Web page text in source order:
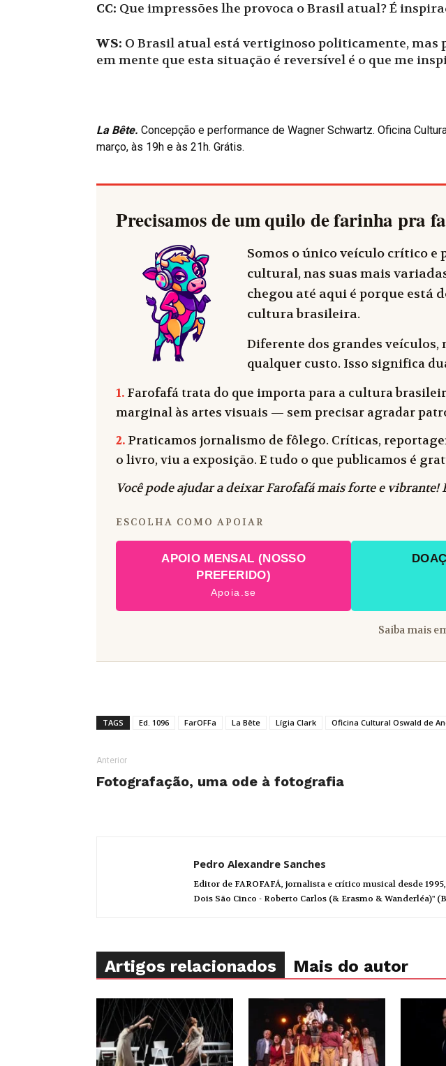
CC: Que impressões lhe provoca o Brasil atual? É
WS: O Brasil atual está vertiginoso politicamente, mas
em mente que esta situação é reversível é o que me
La Bête. Concepção e performance de Wagner Schwartz. Oficina
março, às 19h e às 21h. Grátis.
Precisamos de um quilo de farinha pra
Somos o único veículo crítico
cultural, nas suas mais
chegou até aqui é porque está
cultura brasileira.
Diferente dos grandes veículos,
qualquer custo. Isso significa
1. Farofafá trata do que importa para a cultura
marginal às artes visuais — sem precisar agradar
2. Praticamos jornalismo de fôlego. Críticas,
o livro, viu a exposição. E tudo o que publicamos é
Você pode ajudar a deixar Farofafá mais forte e
ESCOLHA COMO APOIAR
APOIO MENSAL (NOSSO
PREFERIDO)
Apoia.se
Saiba mais
TAGS Ed. 1096 FarOFFa La Bête Lígia Clark Oficina Cultural Oswald de
Anterior
Fotografação, uma ode à fotografia
Pedro Alexandre Sanches
Editor de FAROFAFÁ, jornalista e crítico musical desde
Dois São Cinco - Roberto Carlos (& Erasmo & Wanderléa)"
Artigos relacionados Mais do autor